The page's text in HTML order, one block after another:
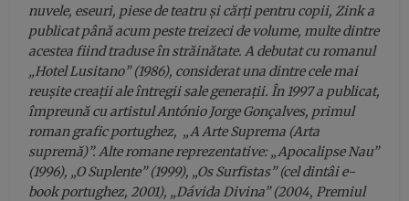
nuvele, eseuri, piese de teatru și cărți pentru copii, Zink a
publicat până acum peste treizeci de volume, multe dintre
acestea fiind traduse în străinătate. A debutat cu romanul
„Hotel Lusitano” (1986), considerat una dintre cele mai
reușite creații ale întregii sale generații. În 1997 a publicat,
împreună cu artistul António Jorge Gonçalves, primul
roman grafic portughez, „A Arte Suprema (Arta
supremă)”. Alte romane reprezentative: „Apocalipse Nau”
(1996), „O Suplente” (1999), „Os Surfistas” (cel dintâi e-
book portughez, 2001), „Dávida Divina” (2004, Premiul